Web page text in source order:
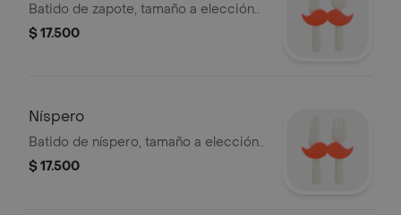
Batido de zapote, tamaño a elección..
$ 17.500
Níspero
Batido de níspero, tamaño a elección..
$ 17.500